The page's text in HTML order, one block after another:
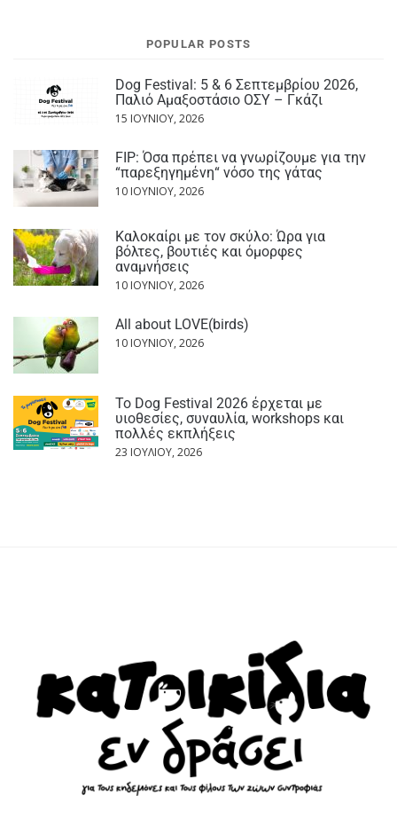
POPULAR POSTS
Dog Festival: 5 & 6 Σεπτεμβρίου 2026,
Παλιό Αμαξοστάσιο ΟΣΥ – Γκάζι
15 ΙΟΥΝΊΟΥ, 2026
FIP: Όσα πρέπει να γνωρίζουμε για την
“παρεξηγημένη“ νόσο της γάτας
10 ΙΟΥΝΊΟΥ, 2026
Καλοκαίρι με τον σκύλο: Ώρα για
βόλτες, βουτιές και όμορφες
αναμνήσεις
10 ΙΟΥΝΊΟΥ, 2026
All about LOVE(birds)
10 ΙΟΥΝΊΟΥ, 2026
Το Dog Festival 2026 έρχεται με
υιοθεσίες, συναυλία, workshops και
πολλές εκπλήξεις
23 ΙΟΥΛΊΟΥ, 2026